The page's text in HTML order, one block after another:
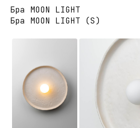
Бра MOON LIGHT
Бра MOON LIGHT (S)